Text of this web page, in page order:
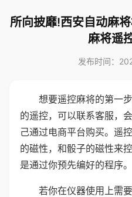
所向披靡!西安自动麻
麻将遥
发布时间：
想要遥控麻将的第一
的遥控，可以联系客服，
己通过电商平台购买。遥
的磁性，和骰子的磁性来
是通过你预先编好的程序。
若你在仪器使用上需